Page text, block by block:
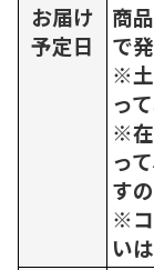
お届け
予定日
商
で
※土
っ
※在
っ
す
※コ
い